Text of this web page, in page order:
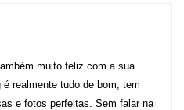
muito feliz com a sua
realmente tudo de bom, tem
e fotos perfeitas. Sem falar na